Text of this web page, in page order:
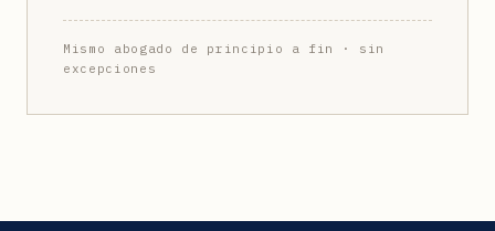
Mismo abogado de principio a fin · sin
excepciones